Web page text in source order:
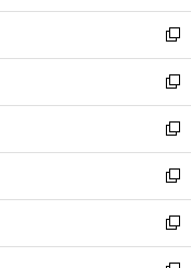
開
く
ウ
で
開
く
ン
ド
ウ
で
開
く
ウ
ィ
ン
ド
ウ
で
開
く
新
し
い
ウ
ィ
ン
ド
ウ
で
開
新
し
い
ウ
ィ
ン
ド
ウ
新
し
い
ウ
ィ
ン
新
し
い
ウ
新
し